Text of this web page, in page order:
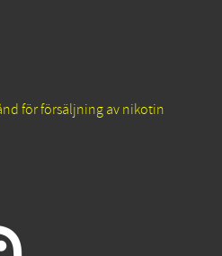
för försäljning av nikotin